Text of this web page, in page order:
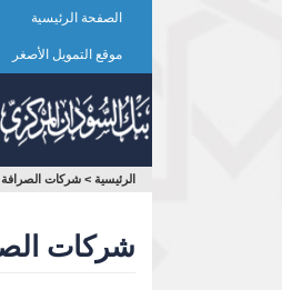
الصفحة الرئيسية
موقع التمويل الأصغر
أنت
الرئيسية > شركات الصرافة
شركات